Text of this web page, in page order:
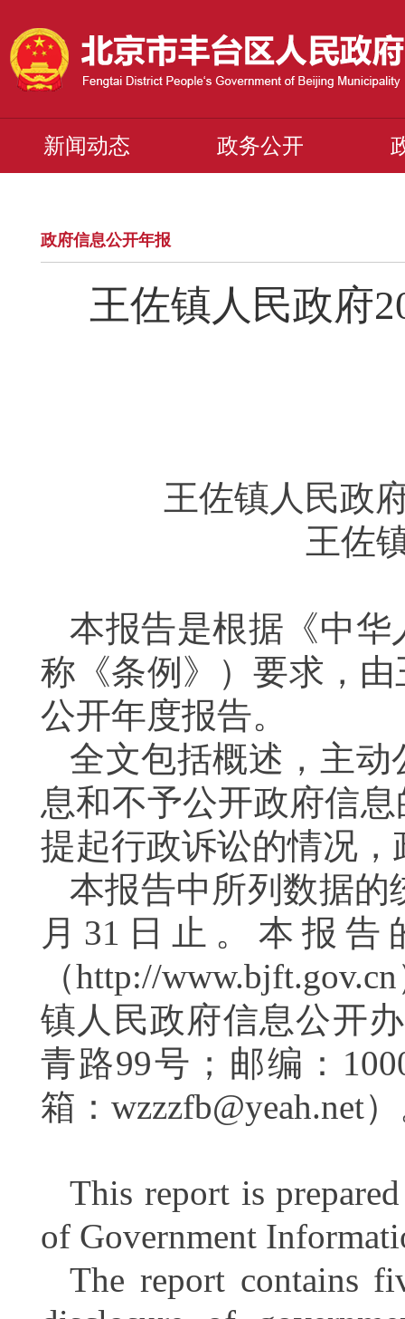
新闻动态 政务公开
政府信息公开年报
王佐镇人民政府
王佐镇人民政
王佐
本报告是根据《中
称《条例》）要求，
公开年度报告。
全文包括概述，主
息和不予公开政府信
提起行政诉讼的情况
本报告中所列数据的
月 31 日止。本报告
（http://www.bjft.gov.cn
镇人民政府信息公开
青路99号；邮编：
箱： wzzzfb@yeah.net
This report is
of Government
The report contains